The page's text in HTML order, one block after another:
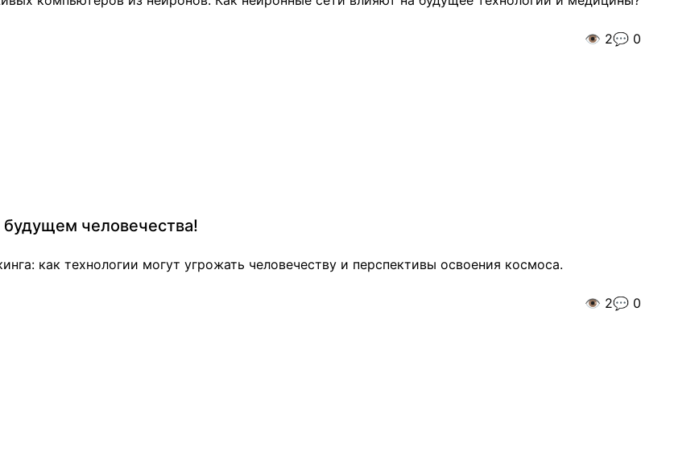
👁️ 2💬 0
человечества!
как технологии могут угрожать человечеству и перспективы освоения космоса.
👁️ 2💬 0